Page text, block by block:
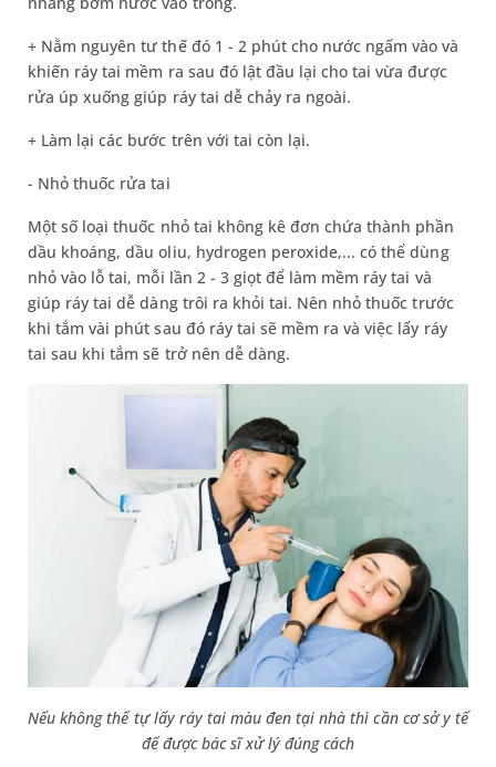
+ Nằm nguyên tư thế đó 1 - 2 phút cho nước ngấm vào và
khiến ráy tai mềm ra sau đó lật đầu lại cho tai vừa được
rửa úp xuống giúp ráy tai dễ chảy ra ngoài.
+ Làm lại các bước trên với tai còn lại.
- Nhỏ thuốc rửa tai
Một số loại thuốc nhỏ tai không kê đơn chứa thành phần
dầu khoáng, dầu oliu, hydrogen peroxide,... có thể dùng
nhỏ vào lỗ tai, mỗi lần 2 - 3 giọt để làm mềm ráy tai và
giúp ráy tai dễ dàng trôi ra khỏi tai. Nên nhỏ thuốc trước
khi tắm vài phút sau đó ráy tai sẽ mềm ra và việc lấy ráy
tai sau khi tắm sẽ trở nên dễ dàng.
Nếu không thể tự lấy ráy tai màu đen tại nhà thì cần cơ sở y tế
để được bác sĩ xử lý đúng cách